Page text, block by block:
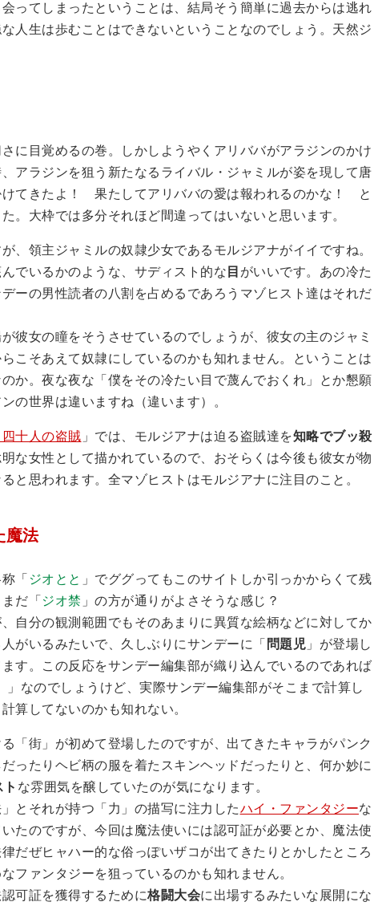
ってしまったということは、結局そう簡単に過去からは逃れ
人生は歩むことはできないということなのでしょう。天然ジ
に目覚めるの巻。しかしようやくアリババがアラジンのかけ
アラジンを狙う新たなるライバル・ジャミルが姿を現して唐
けてきたよ！ 果たしてアリババの愛は報われるのかな！ と
。大枠では多分それほど間違ってはいないと思います。
、領主ジャミルの奴隷少女であるモルジアナがイイですね。
でいるかのような、サディスト的な 目 がいいです。あの冷た
ーの男性読者の八割を占めるであろうマゾヒスト達はそれだ
彼女の瞳をそうさせているのでしょうが、彼女の主のジャミ
こそあえて奴隷にしているのかも知れません。ということは
か。夜な夜な「僕をその冷たい目で蔑んでおくれ」とか懇願
の世界は違いますね（違います）。
十人の盗賊 」では、モルジアナは迫る盗賊達を知略でブッ殺
な女性として描かれているので、おそらくは今後も彼女が物
と思われます。全マゾヒストはモルジアナに注目のこと。
魔法
「 ジオとと 」でググってもこのサイトしか引っかからくて残
だ「 ジオ禁 」の方が通りがよさそうな感じ？
、自分の観測範囲でもそのあまりに異質な絵柄などに対してか
がいるみたいで、久しぶりにサンデーに「 問題児 」が登場し
す。この反応をサンデー編集部が織り込んでいるのであれば
」なのでしょうけど、実際サンデー編集部がそこまで計算し
算してないのかも知れない。
「街」が初めて登場したのですが、出てきたキャラがパンク
ったりヘビ柄の服を着たスキンヘッドだったりと、何か妙に
な雰囲気を醸していたのが気になります。
とそれが持つ「力」の描写に注力したハイ・ファンタジーな
たのですが、今回は魔法使いには認可証が必要とか、魔法使
だぜヒャハー的な俗っぽいザコが出てきたりとかしたところ
ファンタジーを狙っているのかも知れません。
可証を獲得するために格闘大会に出場するみたいな展開にな